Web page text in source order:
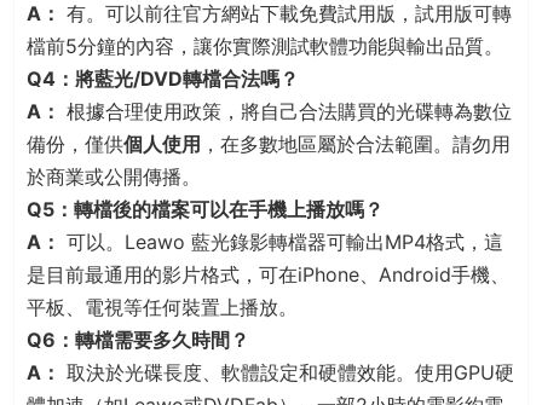
A： 有。可以前往官方網站下載免費試用版，試用版可轉
檔前5分鐘的內容，讓你實際測試軟體功能與輸出品質。
Q4：將藍光/DVD轉檔合法嗎？
A： 根據合理使用政策，將自己合法購買的光碟轉為數位
備份，僅供個人使用 ，在多數地區屬於合法範圍。請勿用
於商業或公開傳播。
Q5：轉檔後的檔案可以在手機上播放嗎？
A： 可以。Leawo 藍光錄影轉檔器可輸出MP4格式，這
是目前最通用的影片格式，可在iPhone、Android手機、
平板、電視等任何裝置上播放。
Q6：轉檔需要多久時間？
A： 取決於光碟長度、軟體設定和硬體效能。使用GPU硬